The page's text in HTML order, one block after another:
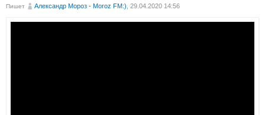
Пишет Александр Мороз - Moroz FM:) , 29.04.2020 14:56